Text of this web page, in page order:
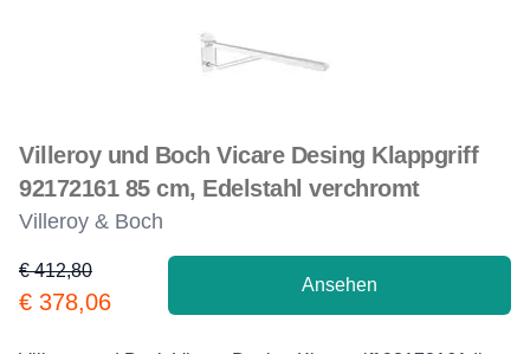
Villeroy und Boch Vicare Desing Klappgriff
92172161 85 cm, Edelstahl verchromt
Villeroy & Boch
Product information
€ 412,80
€ 378,06
Ansehen